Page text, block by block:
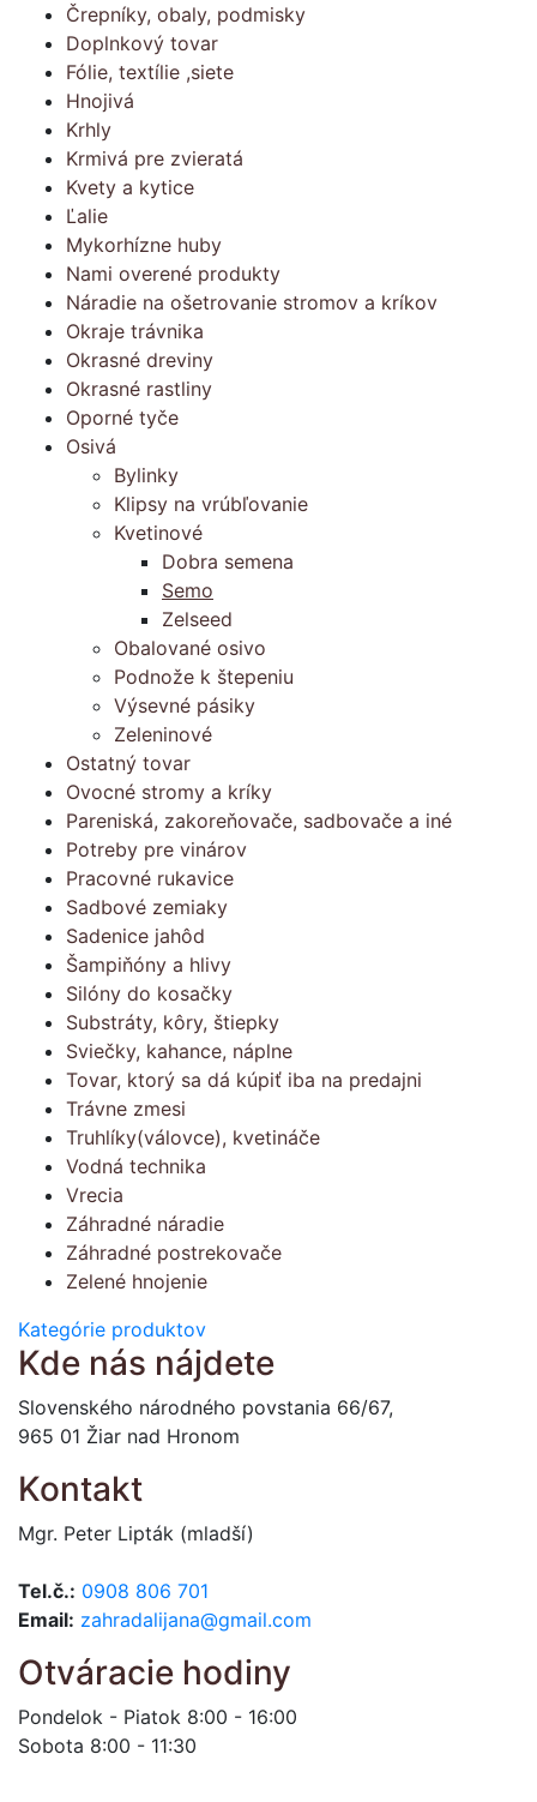
Črepníky, obaly, podmisky
Doplnkový tovar
Fólie, textílie ,siete
Hnojivá
Krhly
Krmivá pre zvieratá
Kvety a kytice
Ľalie
Mykorhízne huby
Nami overené produkty
Náradie na ošetrovanie stromov a kríkov
Okraje trávnika
Okrasné dreviny
Okrasné rastliny
Oporné tyče
Osivá
Bylinky
Klipsy na vrúbľovanie
Kvetinové
Dobra semena
Semo
Zelseed
Obalované osivo
Podnože k štepeniu
Výsevné pásiky
Zeleninové
Ostatný tovar
Ovocné stromy a kríky
Pareniská, zakoreňovače, sadbovače a iné
Potreby pre vinárov
Pracovné rukavice
Sadbové zemiaky
Sadenice jahôd
Šampiňóny a hlivy
Silóny do kosačky
Substráty, kôry, štiepky
Sviečky, kahance, náplne
Tovar, ktorý sa dá kúpiť iba na predajni
Trávne zmesi
Truhlíky(válovce), kvetináče
Vodná technika
Vrecia
Záhradné náradie
Záhradné postrekovače
Zelené hnojenie
Kategórie produktov
Kde nás nájdete
Slovenského národného povstania 66/67,
965 01 Žiar nad Hronom
Kontakt
Mgr. Peter Lipták (mladší)
Tel.č.: 0908 806 701
Email: zahradalijana@gmail.com
Otváracie hodiny
Pondelok - Piatok 8:00 - 16:00
Sobota 8:00 - 11:30